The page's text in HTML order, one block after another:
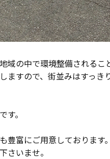
域の中で環境整備されるこ
ますので、街並みはすっき
です。
富にご用意しております。
さいませ。